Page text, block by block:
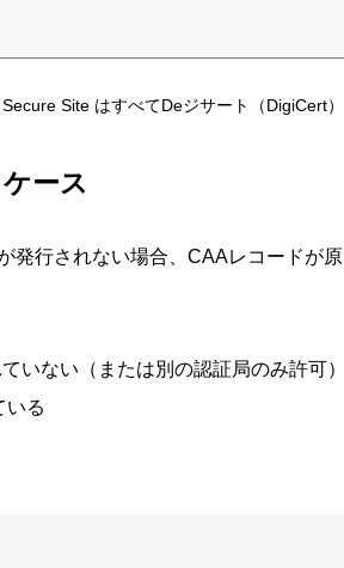
Site はすべてDeジサート（DigiCert）
ース
行されない場合、CAAレコードが原
いない（または別の認証局のみ許可）
いる